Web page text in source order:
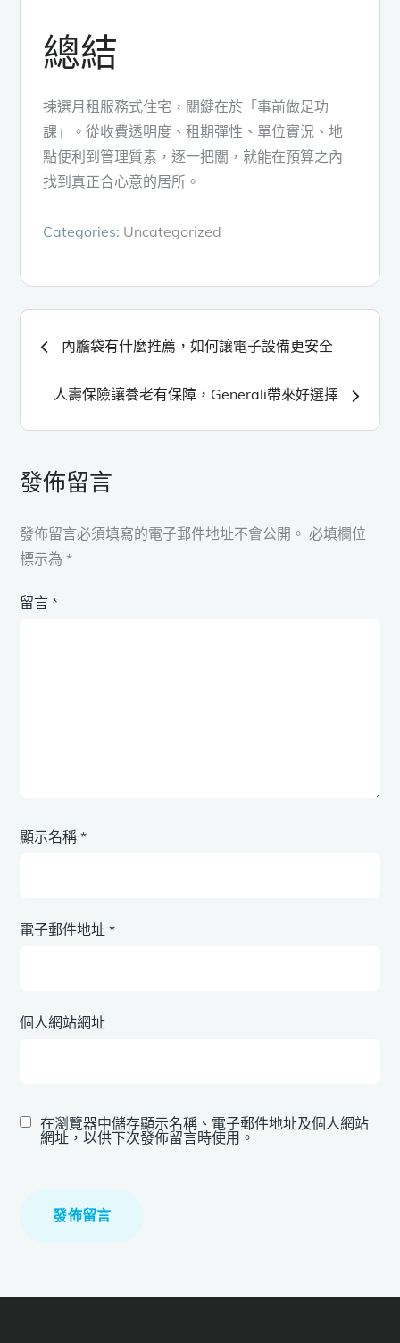
總結
揀選月租服務式住宅，關鍵在於「事前做足功
課」。從收費透明度、租期彈性、單位實況、地
點便利到管理質素，逐一把關，就能在預算之內
找到真正合心意的居所。
Categories: Uncategorized
文
章
導
覽
內膽袋有什麼推薦，如何讓電子設備更安全
人壽保險讓養老有保障，Generali帶來好選擇
發佈留言
發佈留言必須填寫的電子郵件地址不會公開。 必填欄位
標示為*
留言*
顯示名稱*
電子郵件地址*
個人網站網址
在瀏覽器中儲存顯示名稱、電子郵件地址及個人網站
網址，以供下次發佈留言時使用。